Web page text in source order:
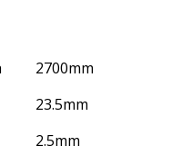
2700mm
23.5mm
2.5mm